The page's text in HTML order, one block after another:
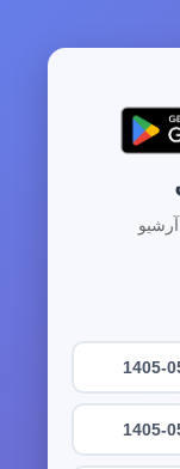
1405-
1405-